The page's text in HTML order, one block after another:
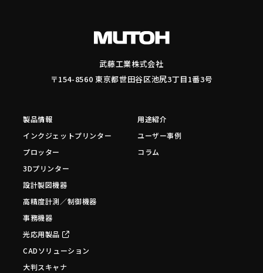
武藤工業株式会社
〒154-8560 東京都世田谷区池尻3丁目1番3号
製品情報
インクジェットプリンター
プロッター
3Dプリンター
設計製図機器
高精度計測／制御機器
事務機器
光応用製品
CADソリューション
大判スキャナ
用途紹介
ユーザー事例
コラム